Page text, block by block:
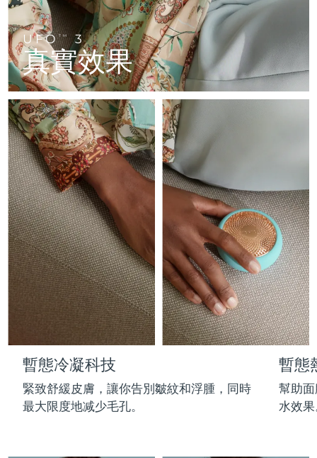
UFOTM 3
真實效果
暫態冷凝科技
緊致舒緩皮膚，讓你告別皺紋和浮腫，同時
最大限度地减少毛孔。
暫態
幫助
水效
LUNA™護膚
Premium cleansers & balm
LUNA™ 設備
All facial cleansing devices
面膜
Rejuvenation & hydration
UFO™ 設備
All deep facial hydration devices
issa™ Teeth Whitening Set
Dual LED + sonic device & 18% PAP gel
ISSA™ 設備
All silicone sonic toothbrushes
FAQ™ 103
Luxurious clinical anti-aging set
FAQ™ P1 Primer
Manuka honey primer
FAQ™護膚品
All FAQ™ skincare
FAQ™產品
All anti-aging treatments
FAQ™ 211
Anti-aging neck & décolleté LED mask
FAQ™ 221
Anti-aging LED hand mask
FAQ™護膚品
All FAQ™ skincare
FAQ™產品
All LED treatments
FAQ™ Scalp Serum
Scalp recovery probiotic serum
FAQ™護膚品
All FAQ™ skincare
FAQ™產品
All hair treatments
FAQ™ 502
Full-Spectrum Red Light Therapy
FAQ™ Red Light Serum
FAQ™ skincare
All FAQ™ skincare
FAQ™ products
All toning treatments
保健品
專業治療
脫毛
PEACH™ 2 Pro Max
Professional IPL hair removal device
PEACH™ 2
IPL hair removal
PEACH™ 2 go
Travel-friendly IPL hair removal
PEACH™ Cooling Prep Gel
Cooling IPL hair removal gel
身體護理
BEAR™ 2 body
Microcurrent body toning
LUNA™ 4 body
Massaging body brush
SUPERCHARGED™ serum
Firming body serum
痘肌護理
ESPADA™ 2 plus
Recurring acne LED therapy
ESPADA™ 2
Acne treatment device
ESPADA™ Blemish Solution
眼部護理
BEAR™ 2 eyes & lips
Microcurrent line smoothing device
IRIS™ 2
Rejuvenating eye massager
眼部護膚
毛孔護理
KIWI™ derma
Diamond microdermabrasion .
KIWI™
護發
LUNA™ 4 hair
2-in-1 LED scalp massager
FLIP™ play advanced
牙齒美白
捷克 預計送達日期8/8/26
丹麥 預計送達日期
愛沙尼亞 預計送達日期8/8/26
芬蘭
法國 預計送達日期
法屬玻里尼西亞
德國 預計送達日期8/8/26
直布羅陀 預計送達日期12/8/26
希臘 預計送達日期8/8/26
中國香港特別行政區 預計送達日期9/8/26
預計送達日期8/8/26
冰島 9/8/26
印尼 6/8/26